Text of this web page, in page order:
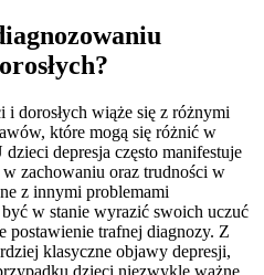
dorosłych wiąże się z różnymi
które mogą się różnić w
depresja często manifestuje
zachowaniu oraz trudności w
z innymi problemami
w stanie wyrazić swoich uczuć
postawienie trafnej diagnozy. Z
klasyczne objawy depresji,
dzieci niezwykle ważne